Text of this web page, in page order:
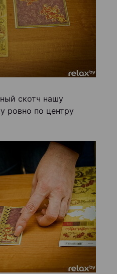
скотч нашу
ровно по центру